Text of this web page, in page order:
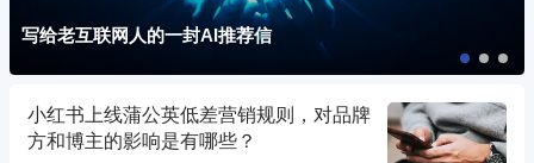
写给老互联网人的一封AI推荐信
小红书上线蒲公英低差营销规则，对品牌
方和博主的影响是有哪些？